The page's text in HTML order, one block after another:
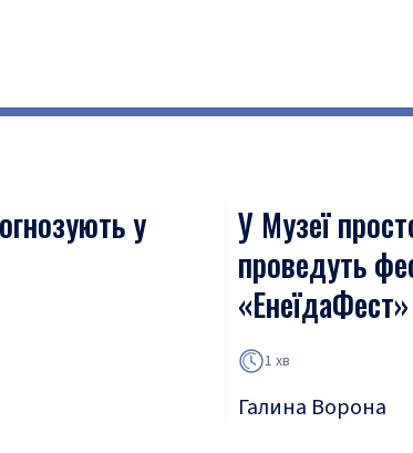
у
У Музеї
проведуть
«ЕнеїдаФест»
1 хв
Галина Ворона